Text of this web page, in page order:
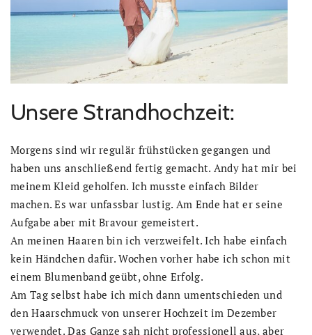
Unsere Strandhochzeit:
Morgens sind wir regulär frühstücken gegangen und
haben uns anschließend fertig gemacht. Andy hat mir bei
meinem Kleid geholfen. Ich musste einfach Bilder
machen. Es war unfassbar lustig. Am Ende hat er seine
Aufgabe aber mit Bravour gemeistert.
An meinen Haaren bin ich verzweifelt. Ich habe einfach
kein Händchen dafür. Wochen vorher habe ich schon mit
einem Blumenband geübt, ohne Erfolg.
Am Tag selbst habe ich mich dann umentschieden und
den Haarschmuck von unserer Hochzeit im Dezember
verwendet. Das Ganze sah nicht professionell aus, aber